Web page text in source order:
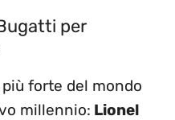
per
forte del mondo
millennio: Lionel